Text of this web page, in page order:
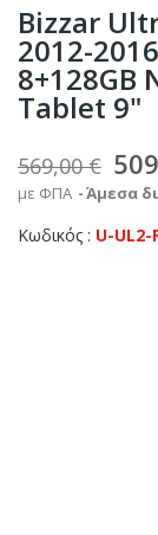
Bizzar
2012-
Tablet 9"
569,00 €
με ΦΠΑ Άμεσα
Κωδικός U-UL2-